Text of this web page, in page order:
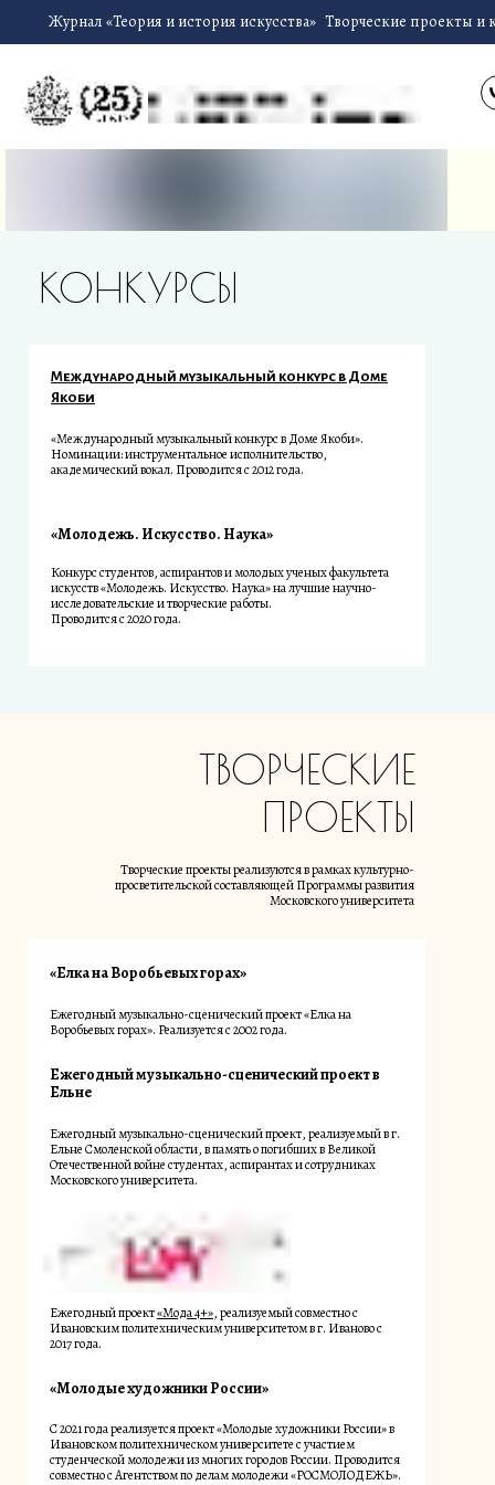
Журнал «Теория и история искусства» Творческие проекты и
Международный музыкальный конкурс в Доме
Якоби
«Молодежь. Искусство. Наука»
«Международный музыкальный конкурс в Доме Якоби».
Номинации: инструментальное исполнительство,
академический вокал. Проводится с 2012 года.
Конкурс студентов, аспирантов и молодых ученых факультета
искусств «Молодежь. Искусство. Наука» на лучшие научно-
исследовательские и творческие работы.
Проводится с 2020 года.
КОНКУРСЫ
С 2021 года реализуется проект «Молодые художники России» в
Ивановском политехническом университете с участием
студенческой молодежи из многих городов России. Проводится
совместно с Агентством по делам молодежи «РОСМОЛОДЕЖЬ».
Ежегодный проект«Мода 4+», реализуемый совместно с
Ивановским политехническим университетом в г. Иваново с
2017 года.
Ежегодный музыкально-сценический проект, реализуемый в г.
Ельне Смоленской области, в память о погибших в Великой
Отечественной войне студентах, аспирантах и сотрудниках
Московского университета.
Ежегодный музыкально-сценический проект «Елка на
Воробьевых горах». Реализуется с 2002 года.
Творческие проекты реализуются в рамках культурно-
просветительской составляющей Программы развития
Московского университета
«Молодые художники России»
Ежегодный музыкально-сценический проект в
Ельне
«Елка на Воробьевых горах»
ТВОРЧЕСКИЕ
ПРОЕКТЫ